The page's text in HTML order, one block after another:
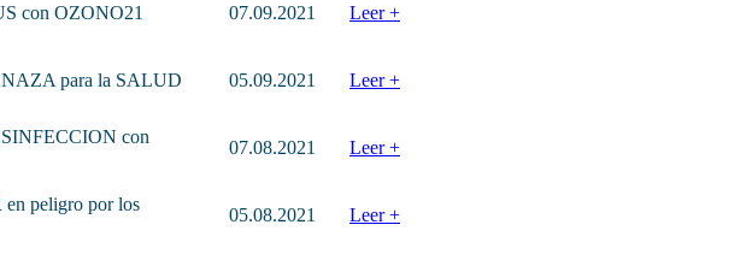
con OZONO21 07.09.2021 Leer +
para la SALUD 05.09.2021 Leer +
con
07.08.2021 Leer +
peligro por los
05.08.2021 Leer +